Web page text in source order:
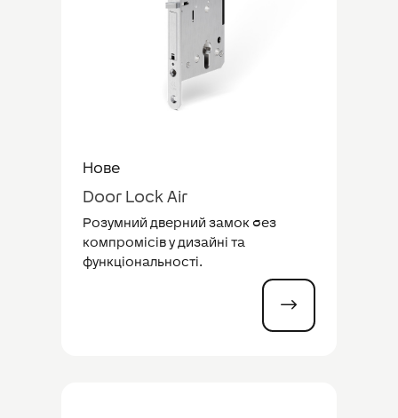
Нове
Door Lock Air
Розумний дверний замок без
компромісів у дизайні та
функціональності.
$